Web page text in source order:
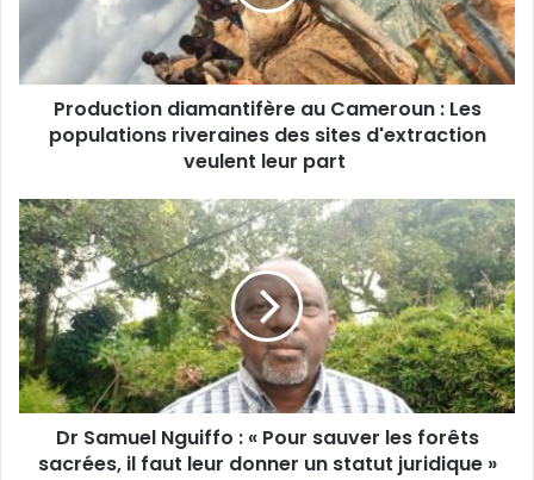
o
m
a
n
t
i
f
è
r
e
Production diamantifère au Cameroun : Les
populations riveraines des sites d'extraction
veulent leur part
D
r
S
a
m
u
e
l
N
Dr Samuel Nguiffo : « Pour sauver les forêts
sacrées, il faut leur donner un statut juridique »